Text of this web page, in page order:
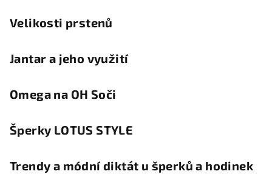
Velikosti prstenů
Jantar a jeho využití
Omega na OH Soči
Šperky LOTUS STYLE
Trendy a módní diktát u šperků a hodinek